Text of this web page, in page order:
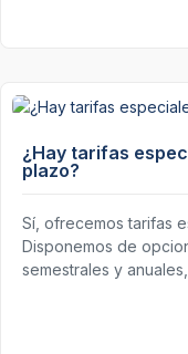
¿Hay tarifas
plazo?
Sí, ofrecemos tarifas
Disponemos de
semestrales y